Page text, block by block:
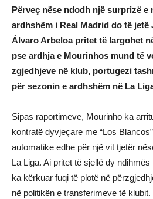
Përveç nëse ndodh një surprizë e
ardhshëm i Real Madrid do të
Álvaro Arbeloa pritet të largohet
pse ardhja e Mourinhos mund të
zgjedhjeve në klub, portugezi
për sezonin e ardhshëm në La
Sipas raportimeve, Mourinho ka
kontratë dyvjeçare me “Los
automatike edhe për një vit tjetër
La Liga. Ai pritet të sjellë dy
ka kërkuar fuqi të plotë në
në politikën e transferimeve të klubit.